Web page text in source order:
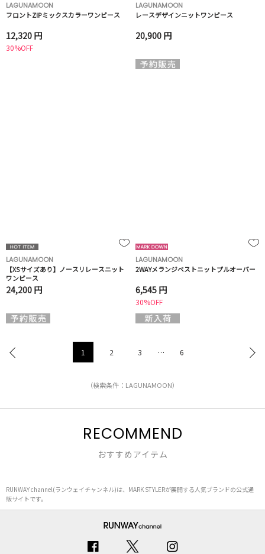
LAGUNAMOON
フロントZIPミックスカラーワンピース
12,320 円
30%OFF
LAGUNAMOON
レースデザインニットワンピース
20,900 円
LAGUNAMOON
【XSサイズあり】ノースリレースニット
ワンピース
24,200 円
LAGUNAMOON
2WAYメランジベストニットプルオーバー
6,545 円
30%OFF
1 2 3 … 6
（検索条件：LAGUNAMOON）
RECOMMEND
おすすめアイテム
RUNWAY channel(ランウェイチャンネル)は、MARK STYLERが展開する人気ブランドの公式通
販サイトです。